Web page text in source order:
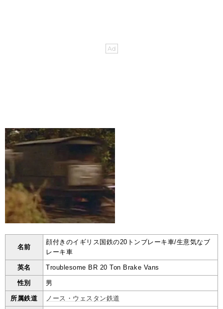
名前
顔付きのイギリス国鉄の20トンブレーキ車/生意気なブ
レーキ車
英名 Troublesome BR 20 Ton Brake Vans
性別 男
所属鉄道 ノース・ウェスタン鉄道